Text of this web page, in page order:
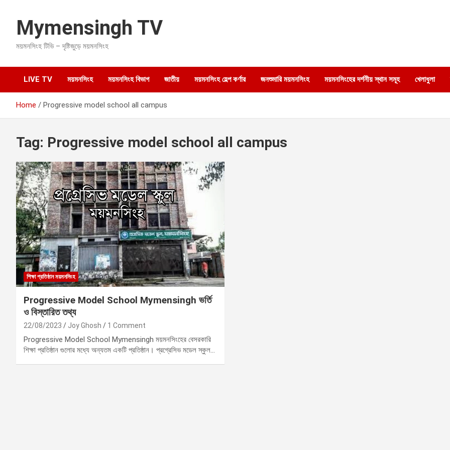
c
n
Mymensingh TV
ময়মনসিংহ টিভি – দৃষ্টিজুড়ে ময়মনসিংহ
LIVE TV ময়মনসিংহ ময়মনসিংহ বিভাগ জাতীয় ময়মনসিংহ হেল্প কর্ণার জনশুমারি ময়মনসিংহ ময়মনসিংহের দর্শনীয় স্থান সমূহ খেলাধুলা
Home Progressive model school all campus
Tag: Progressive model school all campus
শিক্ষা প্রতিষ্ঠান ময়মনসিংহ
Progressive Model School Mymensingh ভর্তি
ও বিস্তারিত তথ্য
22/08/2023 Joy Ghosh 1 Comment
Progressive Model School Mymensingh ময়মনসিংহের বেসরকারি
শিক্ষা প্রতিষ্ঠান গুলোর মধ্যে অন্যতম একটি প্রতিষ্ঠান। প্রগ্রেসিভ মডেল স্কুল…